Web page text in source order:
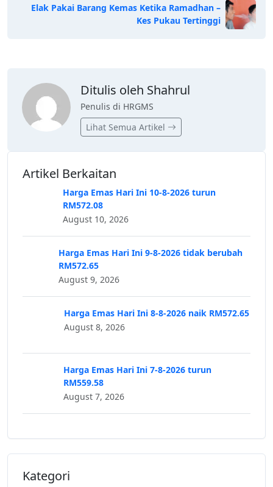
Elak Pakai Barang Kemas Ketika Ramadhan –
Kes Pukau Tertinggi
Ditulis oleh Shahrul
Penulis di HRGMS
Lihat Semua Artikel
Artikel Berkaitan
Harga Emas Hari Ini 10-8-2026 turun
RM572.08
August 10, 2026
Harga Emas Hari Ini 9-8-2026 tidak berubah
RM572.65
August 9, 2026
Harga Emas Hari Ini 8-8-2026 naik RM572.65
August 8, 2026
Harga Emas Hari Ini 7-8-2026 turun
RM559.58
August 7, 2026
Kategori